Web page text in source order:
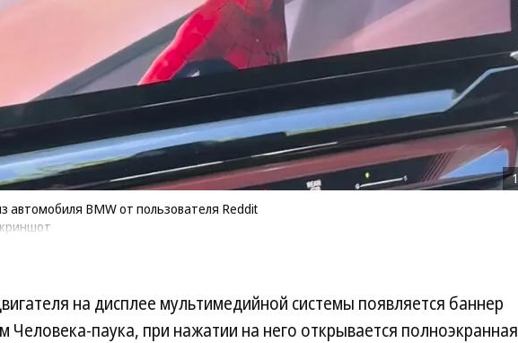
автомобиля BMW от пользователя Reddit
1
на дисплее мультимедийной системы появляется баннер
Человека-паука, при нажатии на него открывается полноэкранная